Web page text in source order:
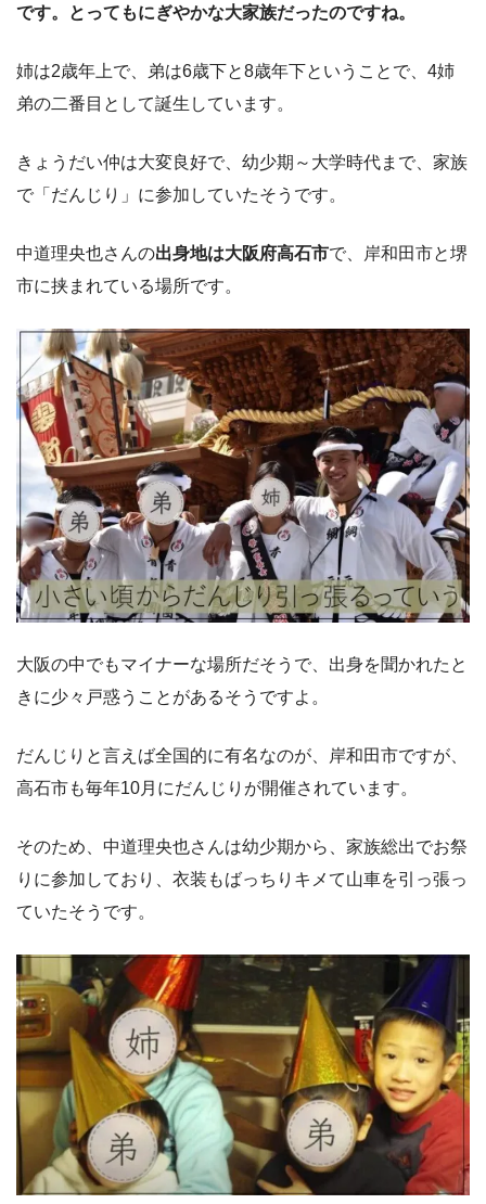
です。とってもにぎやかな大家族だったのですね。
姉は2歳年上で、弟は6歳下と8歳年下ということで、4姉
弟の二番目として誕生しています。
きょうだい仲は大変良好で、幼少期～大学時代まで、家族
で「だんじり」に参加していたそうです。
中道理央也さんの出身地は大阪府高石市で、岸和田市と堺
市に挟まれている場所です。
大阪の中でもマイナーな場所だそうで、出身を聞かれたと
きに少々戸惑うことがあるそうですよ。
だんじりと言えば全国的に有名なのが、岸和田市ですが、
高石市も毎年10月にだんじりが開催されています。
そのため、中道理央也さんは幼少期から、家族総出でお祭
りに参加しており、衣装もばっちりキメて山車を引っ張っ
ていたそうです。